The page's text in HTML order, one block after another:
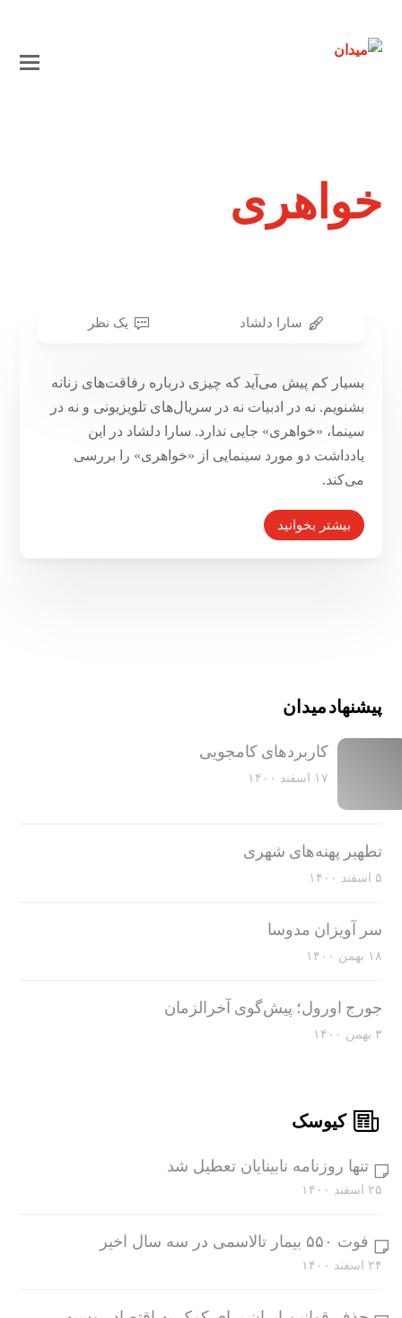
خواهری
۴ بهمن ۱۳۹۷
سارا دلشاد یک نظر
بسیار کم پیش می‌‌آید که چیزی درباره رفاقت‌های زنانه
بشنویم. نه در ادبیات نه در سریال‌های تلویزیونی و نه در
سینما، «خواهری» جایی ندارد. سارا دلشاد در این
یادداشت دو مورد سینمایی از «خواهری» را بررسی
می‌کند.
بیشتر بخوانید
پیشنهاد میدان
کاربرد‌های کامجویی
۱۷ اسفند ۱۴۰۰
تطهیر پهنه‌های شهری
۵ اسفند ۱۴۰۰
سر آویزان مدوسا
۱۸ بهمن ۱۴۰۰
جورج اورول؛ پیش‌گوی آخرالزمان
۳ بهمن ۱۴۰۰
کیوسک
تنها روزنامه نابینایان تعطیل شد
۲۵ اسفند ۱۴۰۰
فوت ۵۵۰ بیمار تالاسمی در سه سال اخیر
۲۴ اسفند ۱۴۰۰